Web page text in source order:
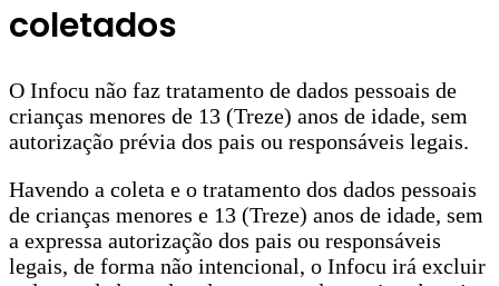
coletados
O Infocu não faz tratamento de dados pessoais de
crianças menores de 13 (Treze) anos de idade, sem
autorização prévia dos pais ou responsáveis legais.
Havendo a coleta e o tratamento dos dados pessoais
de crianças menores e 13 (Treze) anos de idade, sem
a expressa autorização dos pais ou responsáveis
legais, de forma não intencional, o Infocu irá excluir